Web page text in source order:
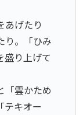
あげたり
り。「ひみ
盛り上げて
「雲かため
テキオー